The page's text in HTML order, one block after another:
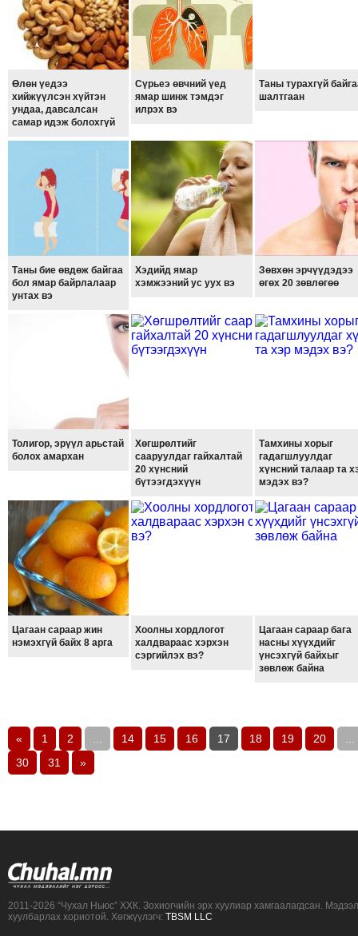
ТОДОТГОЛЫН
ЭРГЭН
ТОЙРОНД
ЕРӨНХИЙЛӨГЧИЙН
СОНГУУЛИЙН
ЭРГЭН
СУРГУУЛИЙН
ТОЙРОНД
ЗӨРЧЛИЙН
ХУУЛИЙН
ЭРГЭН
Өлөн үедээ
хийжүүлсэн хүйтэн
ундаа, давсалсан
самар идэж болохгүй
Сүрьеэ өвчний үед
ямар шинж тэмдэг
илрэх вэ
Таны турахгүй
шалтгаан
Таны бие өвдөж байгаа
бол ямар байрлалаар
унтах вэ
Хэдийд ямар
хэмжээний ус уух вэ
Зөвхөн эрчүүдэдээ
өгөх 20 зөвлөгөө
Толигор, эрүүл арьстай
болох амархан
Хөгшрөлтийг
сааруулдаг гайхалтай
20 хүнсний
бүтээгдэхүүн
Тамхины хорыг
гадагшлуулдаг
хүнсний талаар та
мэдэх вэ?
Цагаан сараар жин
нэмэхгүй байх 8 арга
Хоолны хордлогот
халдвараас хэрхэн
сэргийлэх вэ?
Цагаан сараар бага
насны хүүхдийг
үнсэхгүй байхыг
зөвлөж байна
« 1 2 ... 14 15 16 17 18 19 20
...
30
31 »
2011-2026 “Чухал Ньюс” ХХК. Зохиогчийн эрх хуулиар хамгаалагдсан.
хуулбарлах хориотой. Хөгжүүлэгч: TBSM LLC